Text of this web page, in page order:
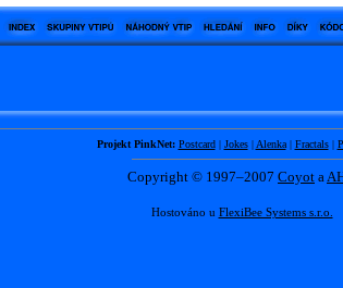
Projekt PinkNet: Postcard| Jokes| Alenka| Fractals|
Copyright © 1997–2007 Coyot a
Hostováno u FlexiBee Systems s.r.o.